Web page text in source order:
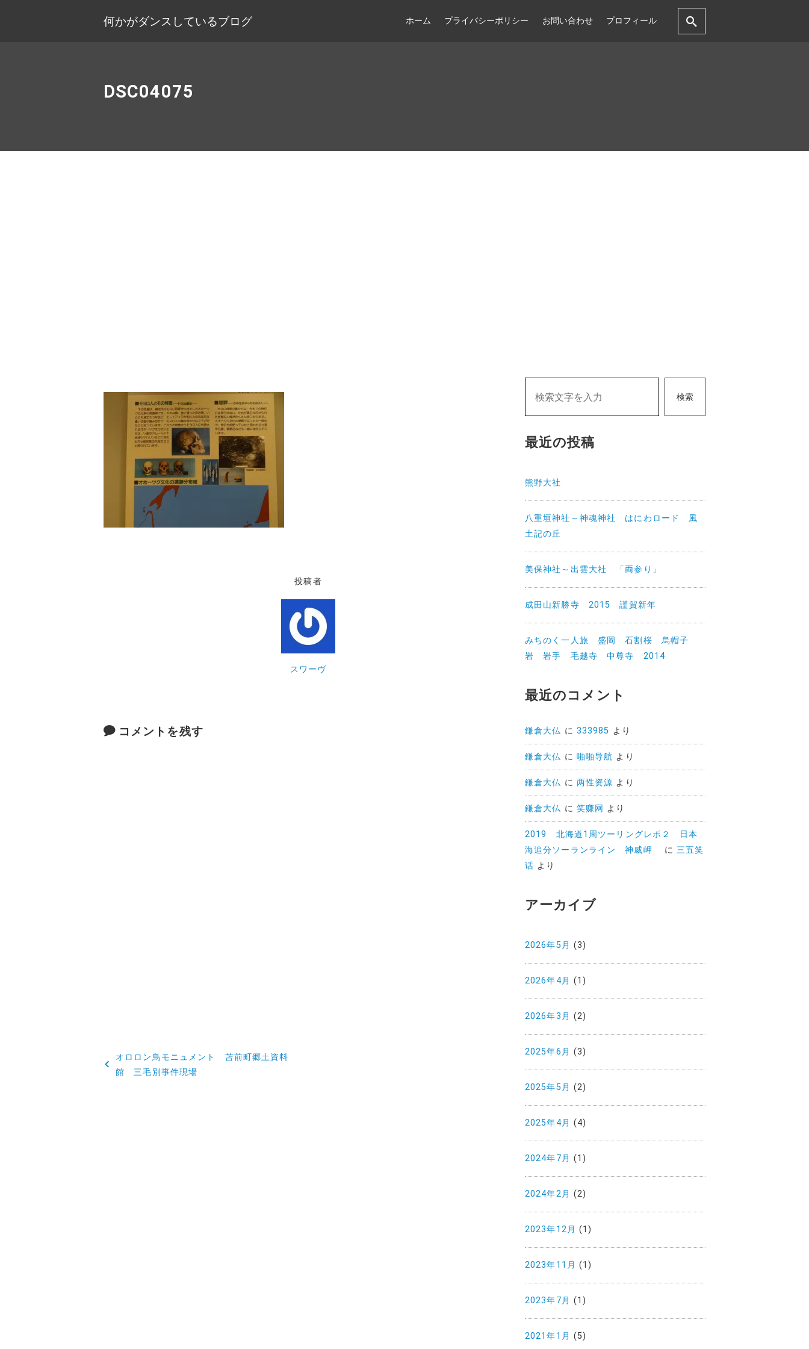
何かがダンスしているブログ ホーム プライバシーポリシー お問い合わせ プロフィール
DSC04075
投稿者
スワーヴ
コメントを残す
稿
オロロン鳥モニュメント 苫前町郷土資料
館 三毛別事件現場
検索
最近の投稿
熊野大社
八重垣神社～神魂神社 はにわロード 風
土記の丘
美保神社～出雲大社 「両参り」
成田山新勝寺 2015 謹賀新年
みちのく一人旅 盛岡 石割桜 烏帽子
岩 岩手 毛越寺 中尊寺 2014
最近のコメント
鎌倉大仏 に 333985 より
鎌倉大仏 に 啪啪导航 より
鎌倉大仏 に 两性资源 より
鎌倉大仏 に 笑赚网 より
2019 北海道1周ツーリングレポ２ 日本
海追分ソーランライン 神威岬
に三五笑
话 より
アーカイブ
2026年5月 (3)
2026年4月 (1)
2026年3月 (2)
2025年6月 (3)
2025年5月 (2)
2025年4月 (4)
2024年7月 (1)
2024年2月 (2)
2023年12月 (1)
2023年11月 (1)
2023年7月 (1)
2021年1月 (5)